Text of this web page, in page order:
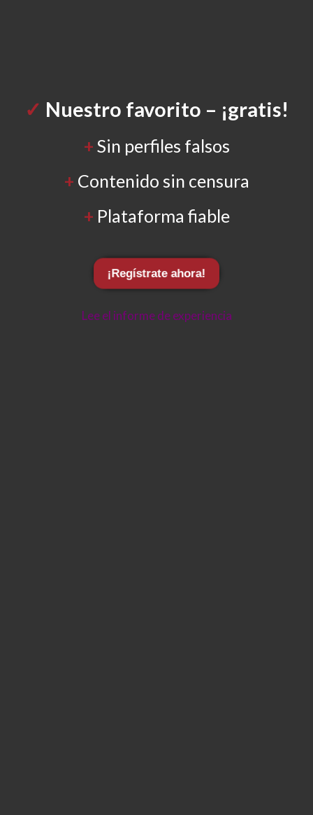
✓ Nuestro favorito – ¡gratis!
+ Sin perfiles falsos
+ Contenido sin censura
+ Plataforma fiable
¡Regístrate ahora!
Lee el informe de experiencia